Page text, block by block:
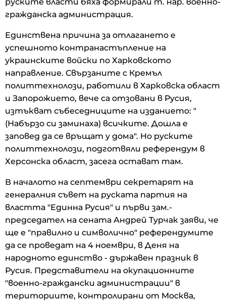
гражданска администрация.
Единствена причина за отлагането е
успешното контранастъпление на
украинските войски по Харковското
направление. Свързаните с Кремъл
политтехнолози, работили в Харковска област
и Запорожието, вече са отзовани в Русия,
изтъкват събеседниците на изданието: "
(Набързо си заминаха) всичките. Дошла е
заповед да се връщат у дома". Но руските
политтехнолози, подготвяли референдум в
Херсонска област, засега остават там.
В началото на септември секретарят на
генералния съвет на руската партия на
властта "Единна Русия" и първи зам.-
председател на сената Андрей Турчак заяви, че
ще е "правилно и символично" референдумите
да се проведат на 4 ноември, в Деня на
народното единство - държавен празник в
Русия. Представители на окупационните
"военно-граждански администрации" в
териториите, контролирани от Москва,